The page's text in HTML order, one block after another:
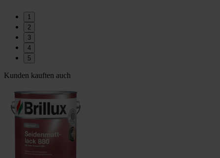
1
2
3
4
5
Kunden kauften auch